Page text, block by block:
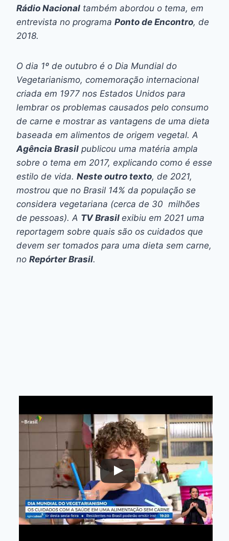
Rádio Nacional também abordou o tema, em
entrevista no programa Ponto de Encontro, de
2018.
O dia 1º de outubro é o Dia Mundial do
Vegetarianismo, comemoração internacional
criada em 1977 nos Estados Unidos para
lembrar os problemas causados pelo consumo
de carne e mostrar as vantagens de uma dieta
baseada em alimentos de origem vegetal. A
Agência Brasil publicou uma matéria ampla
sobre o tema em 2017, explicando como é esse
estilo de vida. Neste outro texto, de 2021,
mostrou que no Brasil 14% da população se
considera vegetariana (cerca de 30 milhões
de pessoas). A TV Brasil exibiu em 2021 uma
reportagem sobre quais são os cuidados que
devem ser tomados para uma dieta sem carne,
no Repórter Brasil.